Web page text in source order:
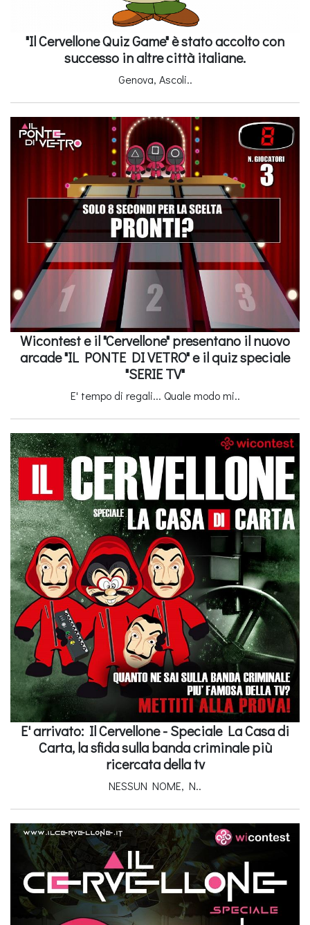
"Il Cervellone Quiz Game" è stato accolto con
successo in altre città italiane.
Genova, Ascoli..
Wicontest e il "Cervellone" presentano il nuovo
arcade "IL PONTE DI VETRO" e il quiz speciale
"SERIE TV"
E' tempo di regali... Quale modo mi..
E' arrivato: Il Cervellone - Speciale La Casa di
Carta, la sfida sulla banda criminale più
ricercata della tv
NESSUN NOME, N..